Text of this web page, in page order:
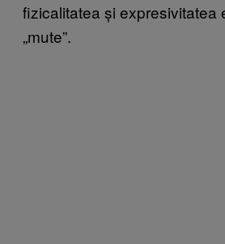
fizicalitatea și expresivitatea
„mute”.